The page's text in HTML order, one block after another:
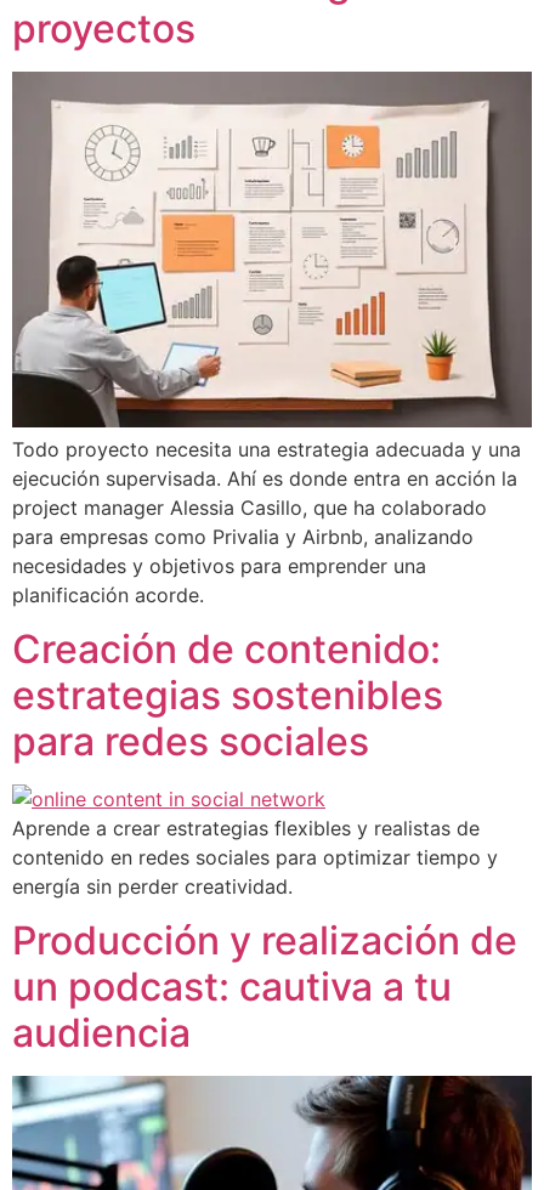
proyectos
Todo proyecto necesita una estrategia adecuada y una
ejecución supervisada. Ahí es donde entra en acción la
project manager Alessia Casillo, que ha colaborado
para empresas como Privalia y Airbnb, analizando
necesidades y objetivos para emprender una
planificación acorde.
Creación de contenido:
estrategias sostenibles
para redes sociales
Aprende a crear estrategias flexibles y realistas de
contenido en redes sociales para optimizar tiempo y
energía sin perder creatividad.
Producción y realización de
un podcast: cautiva a tu
audiencia